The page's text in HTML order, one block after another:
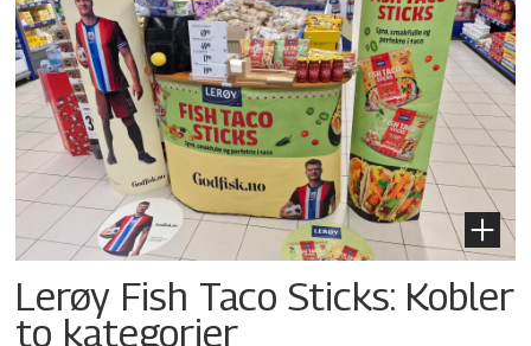
Lerøy Fish Taco Sticks: Kobler
to kategorier